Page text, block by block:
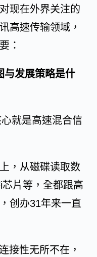
现在外界关注的
高速传输领域，
：
与发展策略是什
就是高速混合信
，从磁碟读取数
片等，全都跟高
创办31年来一直
接性无所不在，